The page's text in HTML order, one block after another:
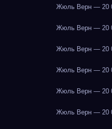
Жюль Верн — 20
Жюль Верн — 20
Жюль Верн — 20
Жюль Верн — 20
Жюль Верн — 20
Жюль Верн — 20